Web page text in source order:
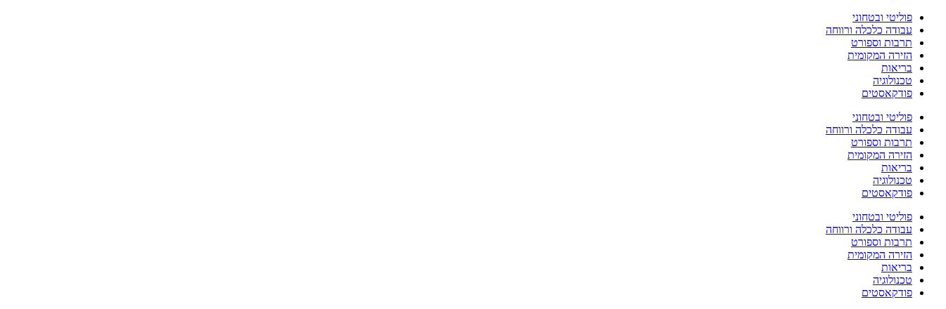
פוליטי ובטחוני
עבודה כלכלה ורווחה
תרבות וספורט
הזירה המקומית
בריאות
טכנולוגיה
פודקאסטים
פוליטי ובטחוני
עבודה כלכלה ורווחה
תרבות וספורט
הזירה המקומית
בריאות
טכנולוגיה
פודקאסטים
פוליטי ובטחוני
עבודה כלכלה ורווחה
תרבות וספורט
הזירה המקומית
בריאות
טכנולוגיה
פודקאסטים